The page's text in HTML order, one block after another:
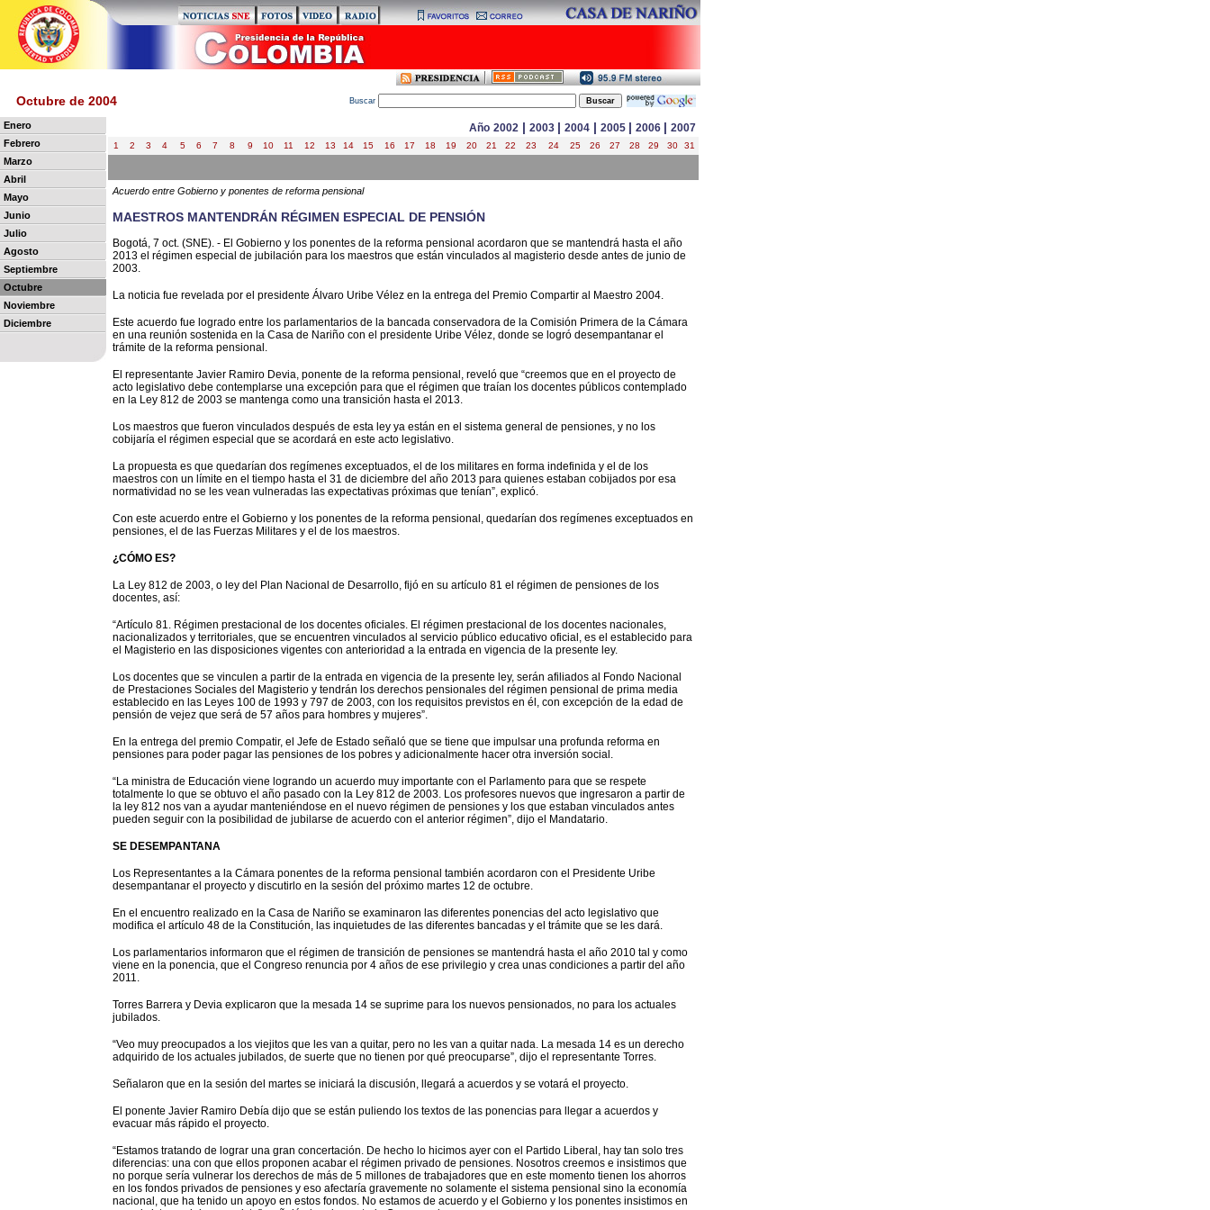
Octubre de 2004 Buscar
Enero
Febrero
Marzo
Abril
Mayo
Junio
Julio
Agosto
Septiembre
Octubre
Noviembre
Diciembre
Año 2002 | 2003 | 2004 | 2005 | 2006 | 2007
1 2 3 4 5 6 7 8 9 10 11 12 13 14 15 16 17 18 19 20 21 22 23 24 25 26 27 28 29 30 31
Acuerdo entre Gobierno y ponentes de reforma pensional
MAESTROS MANTENDRÁN RÉGIMEN ESPECIAL DE PENSIÓN
Bogotá, 7 oct. (SNE). - El Gobierno y los ponentes de la reforma pensional acordaron que se mantendrá hasta el año
2013 el régimen especial de jubilación para los maestros que están vinculados al magisterio desde antes de junio de
2003.
La noticia fue revelada por el presidente Álvaro Uribe Vélez en la entrega del Premio Compartir al Maestro 2004.
Este acuerdo fue logrado entre los parlamentarios de la bancada conservadora de la Comisión Primera de la Cámara
en una reunión sostenida en la Casa de Nariño con el presidente Uribe Vélez, donde se logró desempantanar el
trámite de la reforma pensional.
El representante Javier Ramiro Devia, ponente de la reforma pensional, reveló que “creemos que en el proyecto de
acto legislativo debe contemplarse una excepción para que el régimen que traían los docentes públicos contemplado
en la Ley 812 de 2003 se mantenga como una transición hasta el 2013.
Los maestros que fueron vinculados después de esta ley ya están en el sistema general de pensiones, y no los
cobijaría el régimen especial que se acordará en este acto legislativo.
La propuesta es que quedarían dos regímenes exceptuados, el de los militares en forma indefinida y el de los
maestros con un límite en el tiempo hasta el 31 de diciembre del año 2013 para quienes estaban cobijados por esa
normatividad no se les vean vulneradas las expectativas próximas que tenían”, explicó.
Con este acuerdo entre el Gobierno y los ponentes de la reforma pensional, quedarían dos regímenes exceptuados en
pensiones, el de las Fuerzas Militares y el de los maestros.
¿CÓMO ES?
La Ley 812 de 2003, o ley del Plan Nacional de Desarrollo, fijó en su artículo 81 el régimen de pensiones de los
docentes, así:
“Artículo 81. Régimen prestacional de los docentes oficiales. El régimen prestacional de los docentes nacionales,
nacionalizados y territoriales, que se encuentren vinculados al servicio público educativo oficial, es el establecido para
el Magisterio en las disposiciones vigentes con anterioridad a la entrada en vigencia de la presente ley.
Los docentes que se vinculen a partir de la entrada en vigencia de la presente ley, serán afiliados al Fondo Nacional
de Prestaciones Sociales del Magisterio y tendrán los derechos pensionales del régimen pensional de prima media
establecido en las Leyes 100 de 1993 y 797 de 2003, con los requisitos previstos en él, con excepción de la edad de
pensión de vejez que será de 57 años para hombres y mujeres”.
En la entrega del premio Compatir, el Jefe de Estado señaló que se tiene que impulsar una profunda reforma en
pensiones para poder pagar las pensiones de los pobres y adicionalmente hacer otra inversión social.
“La ministra de Educación viene logrando un acuerdo muy importante con el Parlamento para que se respete
totalmente lo que se obtuvo el año pasado con la Ley 812 de 2003. Los profesores nuevos que ingresaron a partir de
la ley 812 nos van a ayudar manteniéndose en el nuevo régimen de pensiones y los que estaban vinculados antes
pueden seguir con la posibilidad de jubilarse de acuerdo con el anterior régimen”, dijo el Mandatario.
SE DESEMPANTANA
Los Representantes a la Cámara ponentes de la reforma pensional también acordaron con el Presidente Uribe
desempantanar el proyecto y discutirlo en la sesión del próximo martes 12 de octubre.
En el encuentro realizado en la Casa de Nariño se examinaron las diferentes ponencias del acto legislativo que
modifica el artículo 48 de la Constitución, las inquietudes de las diferentes bancadas y el trámite que se les dará.
Los parlamentarios informaron que el régimen de transición de pensiones se mantendrá hasta el año 2010 tal y como
viene en la ponencia, que el Congreso renuncia por 4 años de ese privilegio y crea unas condiciones a partir del año
2011.
Torres Barrera y Devia explicaron que la mesada 14 se suprime para los nuevos pensionados, no para los actuales
jubilados.
“Veo muy preocupados a los viejitos que les van a quitar, pero no les van a quitar nada. La mesada 14 es un derecho
adquirido de los actuales jubilados, de suerte que no tienen por qué preocuparse”, dijo el representante Torres.
Señalaron que en la sesión del martes se iniciará la discusión, llegará a acuerdos y se votará el proyecto.
El ponente Javier Ramiro Debía dijo que se están puliendo los textos de las ponencias para llegar a acuerdos y
evacuar más rápido el proyecto.
“Estamos tratando de lograr una gran concertación. De hecho lo hicimos ayer con el Partido Liberal, hay tan solo tres
diferencias: una con que ellos proponen acabar el régimen privado de pensiones. Nosotros creemos e insistimos que
no porque sería vulnerar los derechos de más de 5 millones de trabajadores que en este momento tienen los ahorros
en los fondos privados de pensiones y eso afectaría gravemente no solamente el sistema pensional sino la economía
nacional, que ha tenido un apoyo en estos fondos. No estamos de acuerdo y el Gobierno y los ponentes insistimos en